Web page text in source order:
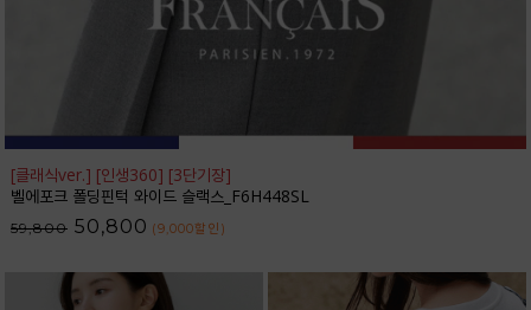
[클래식ver.] [인생360] [3단기장]
벨에포크 폴딩핀턱 와이드 슬랙스_F6H448SL
59,800 50,800 (9,000할인 )